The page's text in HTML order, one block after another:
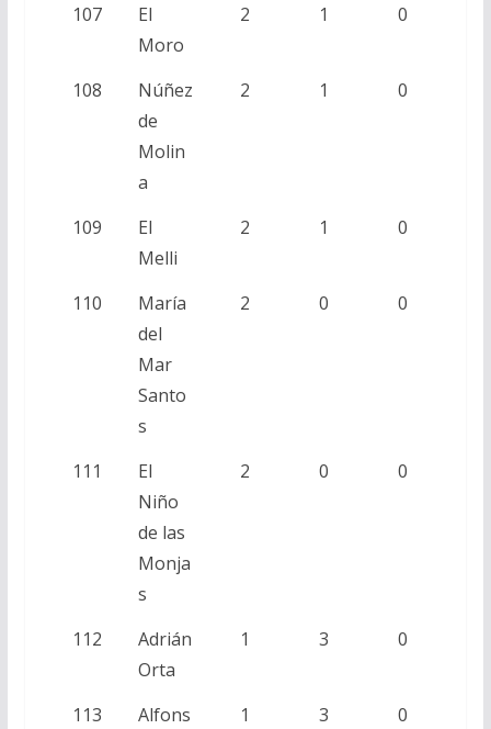
107
El
Moro
2 1 0
108
Núñez
de
Molin
a
2 1 0
109
El
Melli
2 1 0
110
María
del
Mar
Santo
s
2 0 0
111
El
Niño
de las
Monja
s
2 0 0
112
Adrián
Orta
1 3 0
113
Alfons
1 3 0